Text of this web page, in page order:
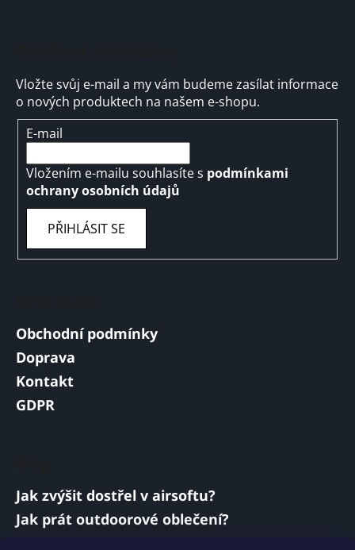
Vložte svůj e-mail a my vám budeme zasílat informace
o nových produktech na našem e-shopu.
E-mail
Vložením e-mailu souhlasíte s podmínkami
ochrany osobních údajů
PŘIHLÁSIT SE
Obchodní podmínky
Doprava
Kontakt
GDPR
Jak zvýšit dostřel v airsoftu?
Jak prát outdoorové oblečení?